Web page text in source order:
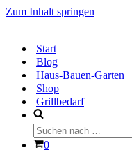
Zum Inhalt springen
Start
Blog
Haus-Bauen-Garten
Shop
Grillbedarf
Suchen
nach …
Warenkorb
0